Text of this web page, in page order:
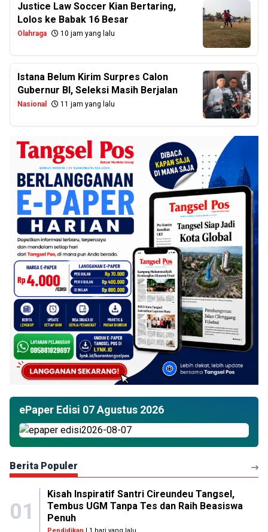
Justice Law Soccer Kian Bertaring,
Lolos ke Babak 16 Besar
Olahraga 10 jam yang lalu
Istana Belum Kirim Surpres Calon
Gubernur BI, Seleksi Masih Berjalan
Nasional 11 jam yang lalu
ePaper Edisi 07 Agustus 2026
Berita Populer
01
Kisah Inspiratif Santri Cireundeu Tangsel,
Tembus UGM Tanpa Tes dan Raih Beasiswa
Penuh